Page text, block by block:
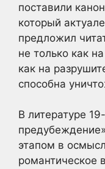
поставили
который
предложил
не только как
как на
способна
В литературе
этапом в
романтическое